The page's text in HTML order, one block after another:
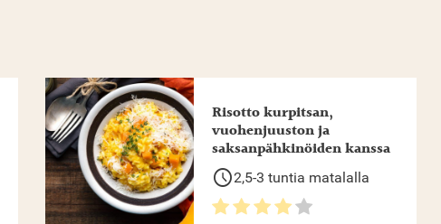
Risotto kurpitsan,
vuohenjuuston ja
saksanpähkinöiden kanssa
schedule2,5-3 tuntia matalalla